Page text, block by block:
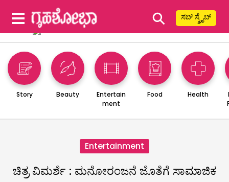
⚲ ಸಬ್ ಸ್ಕ್ರೈಬ್
Story Beauty
Entertain
ment
Food Health
Entertainment
ಚಿತ್ರ ವಿಮರ್ಶೆ : ಮನೋರಂಜನೆ ಜೊತೆಗೆ ಸಾಮಾಜಿಕ